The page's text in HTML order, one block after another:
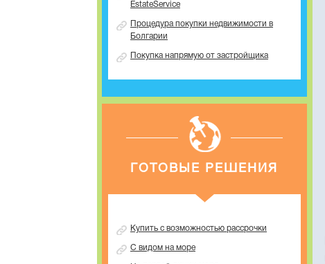
EstateService
Процедура покупки недвижимости в
Болгарии
Покупка напрямую от застройщика
ГОТОВЫЕ РЕШЕНИЯ
Купить с возможностью рассрочки
С видом на море